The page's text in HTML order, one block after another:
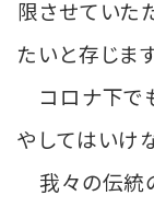
限させていた
たいと存じます
コロナ下で
やしてはいけ
我々の伝統